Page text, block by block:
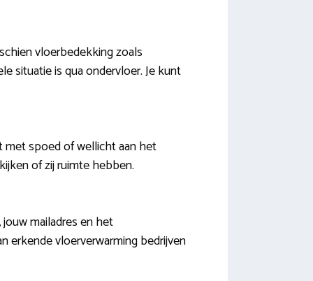
vloerbedekking zoals
situatie is qua ondervloer. Je kunt
met spoed of wellicht aan het
of zij ruimte hebben.
mailadres en het
erkende vloerverwarming bedrijven